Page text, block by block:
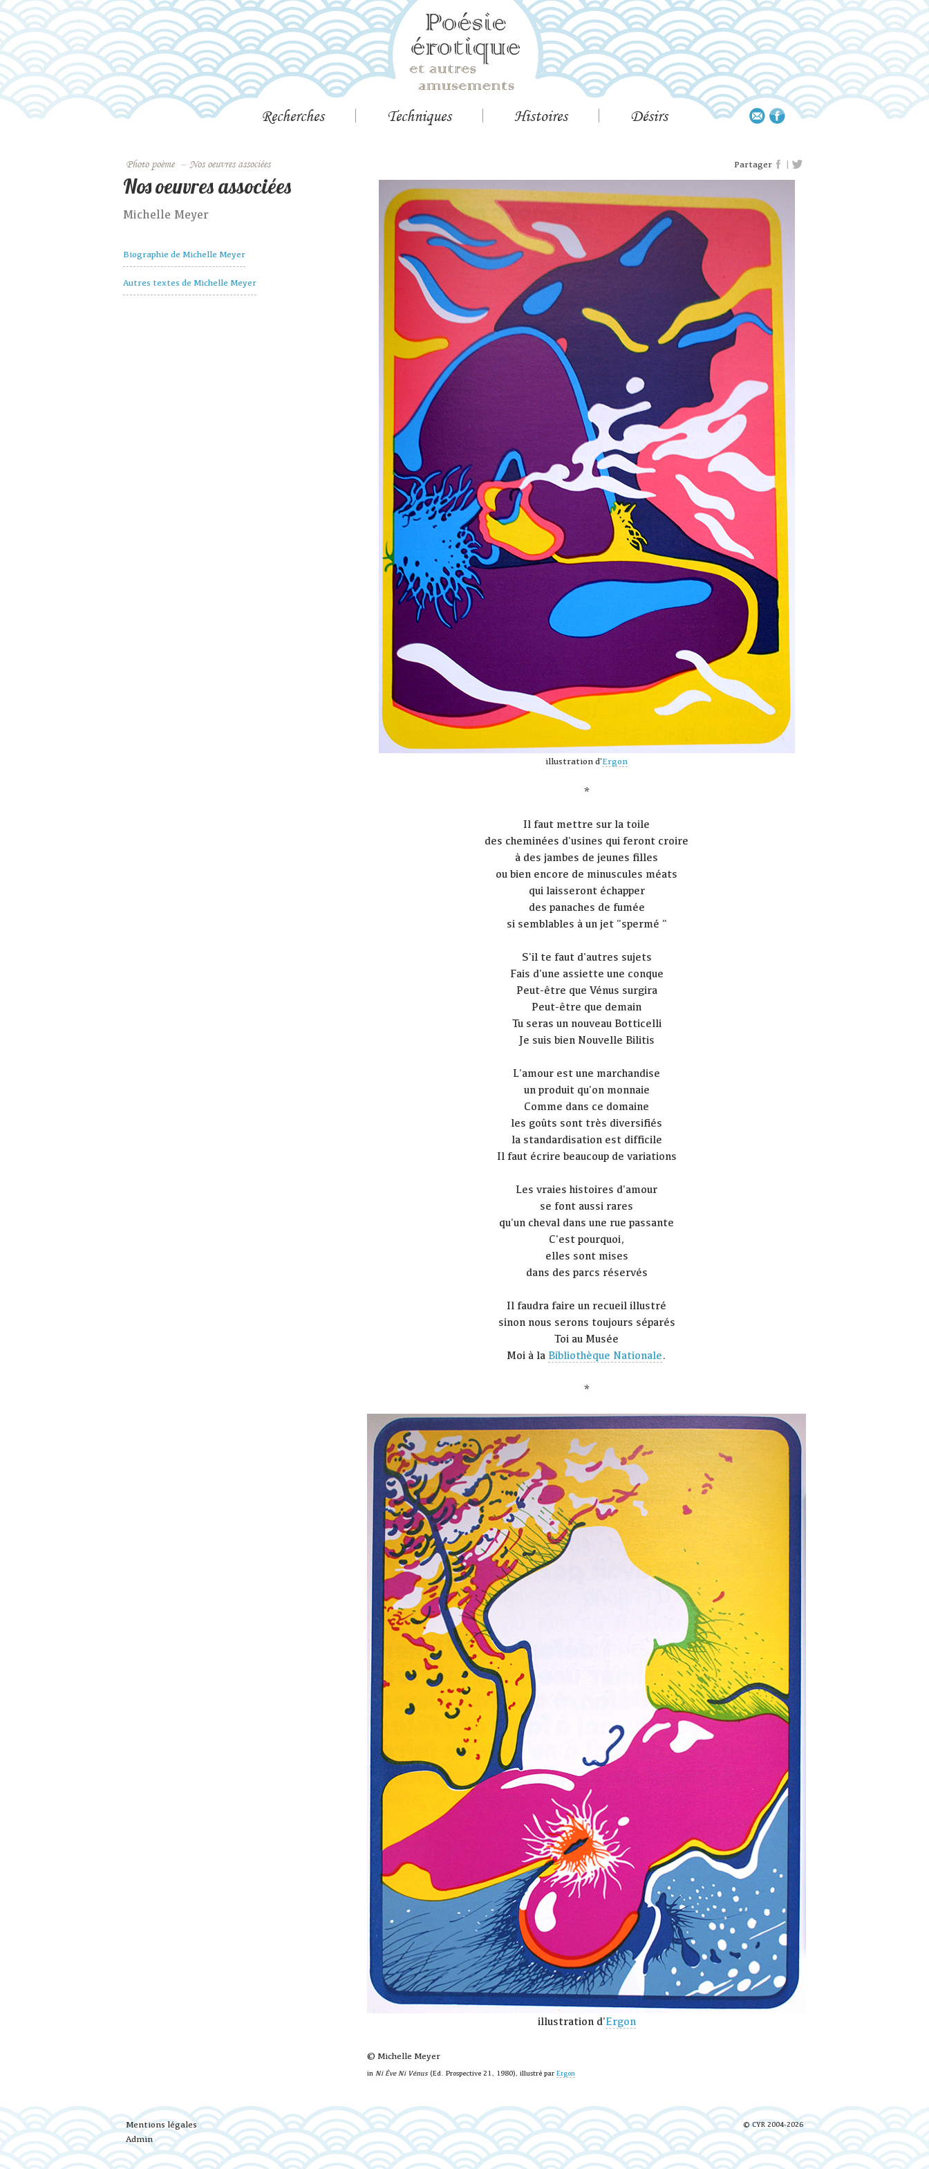
Recherches Techniques Histoires Désirs
Photo poème – Nos oeuvres associées Partager |
Nos oeuvres associées
Michelle Meyer
Biographie de Michelle Meyer
Autres textes de Michelle Meyer
illustration d'Ergon
*
Il faut mettre sur la toile
des cheminées d'usines qui feront croire
à des jambes de jeunes filles
ou bien encore de minuscules méats
qui laisseront échapper
des panaches de fumée
si semblables à un jet "spermé "
S'il te faut d'autres sujets
Fais d'une assiette une conque
Peut-être que Vénus surgira
Peut-être que demain
Tu seras un nouveau Botticelli
Je suis bien Nouvelle Bilitis
L'amour est une marchandise
un produit qu'on monnaie
Comme dans ce domaine
les goûts sont très diversifiés
la standardisation est difficile
Il faut écrire beaucoup de variations
Les vraies histoires d'amour
se font aussi rares
qu'un cheval dans une rue passante
C'est pourquoi,
elles sont mises
dans des parcs réservés
Il faudra faire un recueil illustré
sinon nous serons toujours séparés
Toi au Musée
Moi à la Bibliothèque Nationale.
*
illustration d'Ergon
© Michelle Meyer
in Ni Ève Ni Vénus (Ed. Prospective 21, 1980), illustré parErgon
© CYR 2004-2026
Mentions légales
Admin